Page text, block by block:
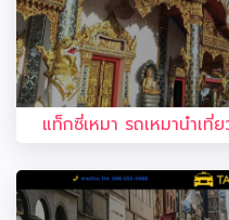
แท็กซี่เหมา รถเหมานำเ